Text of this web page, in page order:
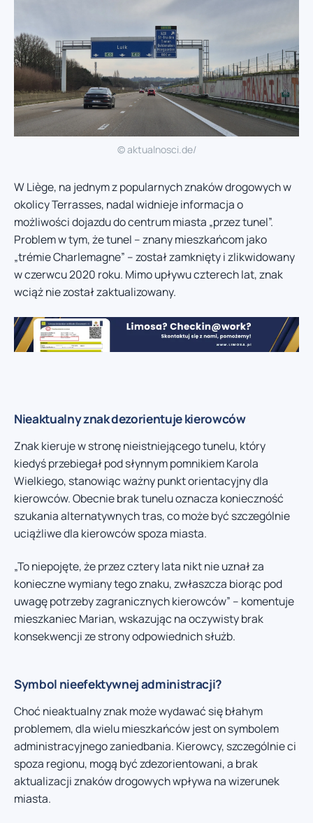
© aktualnosci.de/
W Liège, na jednym z popularnych znaków drogowych w
okolicy Terrasses, nadal widnieje informacja o
możliwości dojazdu do centrum miasta „przez tunel”.
Problem w tym, że tunel – znany mieszkańcom jako
„trémie Charlemagne” – został zamknięty i zlikwidowany
w czerwcu 2020 roku. Mimo upływu czterech lat, znak
wciąż nie został zaktualizowany.
Nieaktualny znak dezorientuje kierowców
Znak kieruje w stronę nieistniejącego tunelu, który
kiedyś przebiegał pod słynnym pomnikiem Karola
Wielkiego, stanowiąc ważny punkt orientacyjny dla
kierowców. Obecnie brak tunelu oznacza konieczność
szukania alternatywnych tras, co może być szczególnie
uciążliwe dla kierowców spoza miasta.
„To niepojęte, że przez cztery lata nikt nie uznał za
konieczne wymiany tego znaku, zwłaszcza biorąc pod
uwagę potrzeby zagranicznych kierowców” – komentuje
mieszkaniec Marian, wskazując na oczywisty brak
konsekwencji ze strony odpowiednich służb.
Symbol nieefektywnej administracji?
Choć nieaktualny znak może wydawać się błahym
problemem, dla wielu mieszkańców jest on symbolem
administracyjnego zaniedbania. Kierowcy, szczególnie ci
spoza regionu, mogą być zdezorientowani, a brak
aktualizacji znaków drogowych wpływa na wizerunek
miasta.